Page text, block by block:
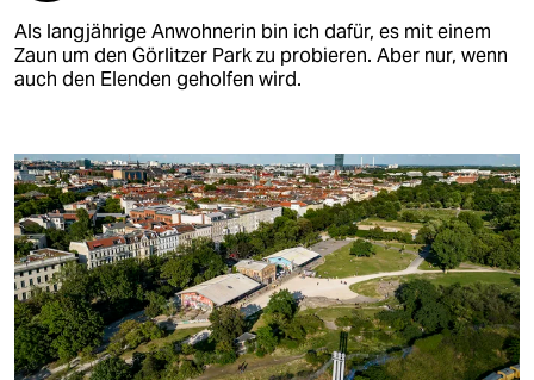
Als langjährige Anwohnerin bin ich dafür, es mit einem
Zaun um den Görlitzer Park zu probieren. Aber nur, wenn
auch den Elenden geholfen wird.